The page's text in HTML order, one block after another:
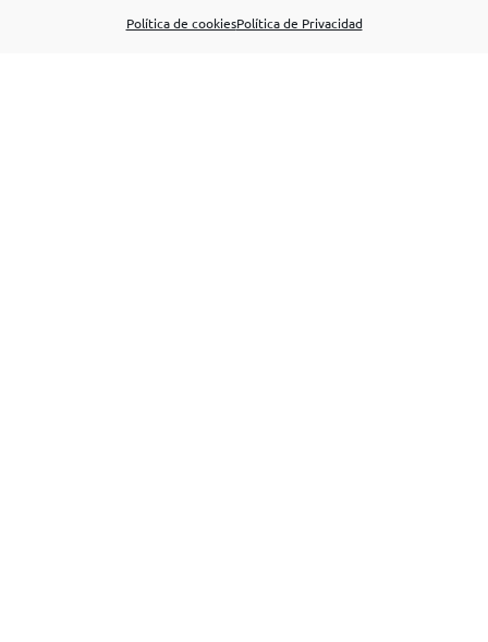
Política de cookiesPolítica de Privacidad